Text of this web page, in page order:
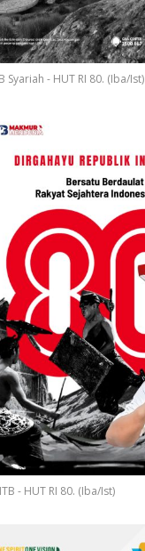
Syariah - HUT RI 80. (Iba/Ist)
- HUT RI 80. (Iba/Ist)